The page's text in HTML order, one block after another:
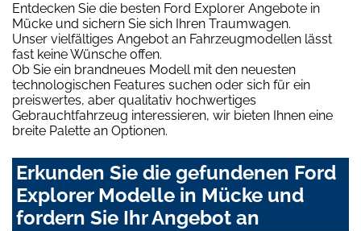
Entdecken Sie die besten Ford Explorer Angebote in
Mücke und sichern Sie sich Ihren Traumwagen.
Unser vielfältiges Angebot an Fahrzeugmodellen lässt
fast keine Wünsche offen.
Ob Sie ein brandneues Modell mit den neuesten
technologischen Features suchen oder sich für ein
preiswertes, aber qualitativ hochwertiges
Gebrauchtfahrzeug interessieren, wir bieten Ihnen eine
breite Palette an Optionen.
Erkunden Sie die gefundenen Ford
Explorer Modelle in Mücke und
fordern Sie Ihr Angebot an